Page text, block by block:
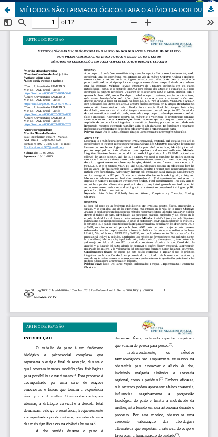
MÉTODOS NÃO FARMACOLÓGICOS PARA O ALÍVIO DA DOR DURANTE O TRABALHO DE PARTO